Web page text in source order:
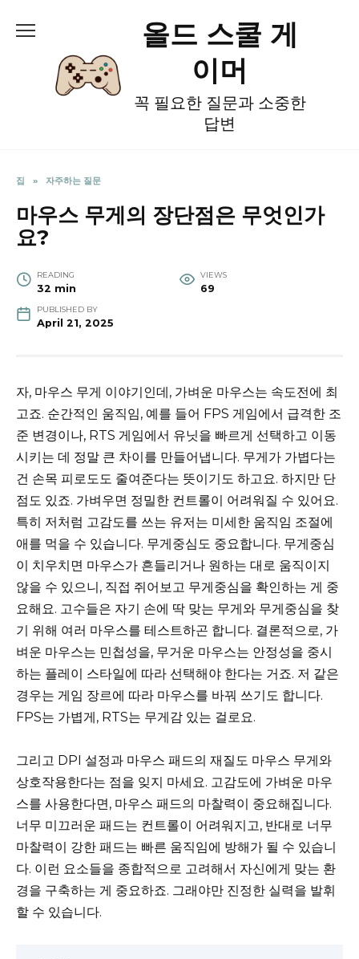
올드 스쿨 게
이머
꼭 필요한 질문과 소중한
답변
집 » 자주하는 질문
마우스 무게의 장단점은 무엇인가
요?
READING
32 min
VIEWS
69
PUBLISHED BY
April 21, 2025
자, 마우스 무게 이야기인데, 가벼운 마우스는 속도전에 최
고죠. 순간적인 움직임, 예를 들어 FPS 게임에서 급격한 조
준 변경이나, RTS 게임에서 유닛을 빠르게 선택하고 이동
시키는 데 정말 큰 차이를 만들어냅니다. 무게가 가볍다는
건 손목 피로도도 줄여준다는 뜻이기도 하고요. 하지만 단
점도 있죠. 가벼우면 정밀한 컨트롤이 어려워질 수 있어요.
특히 저처럼 고감도를 쓰는 유저는 미세한 움직임 조절에
애를 먹을 수 있습니다. 무게중심도 중요합니다. 무게중심
이 치우치면 마우스가 흔들리거나 원하는 대로 움직이지
않을 수 있으니, 직접 쥐어보고 무게중심을 확인하는 게 중
요해요. 고수들은 자기 손에 딱 맞는 무게와 무게중심을 찾
기 위해 여러 마우스를 테스트하곤 합니다. 결론적으로, 가
벼운 마우스는 민첩성을, 무거운 마우스는 안정성을 중시
하는 플레이 스타일에 따라 선택해야 한다는 거죠. 저 같은
경우는 게임 장르에 따라 마우스를 바꿔 쓰기도 합니다.
FPS는 가볍게, RTS는 무게감 있는 걸로요.
그리고 DPI 설정과 마우스 패드의 재질도 마우스 무게와
상호작용한다는 점을 잊지 마세요. 고감도에 가벼운 마우
스를 사용한다면, 마우스 패드의 마찰력이 중요해집니다.
너무 미끄러운 패드는 컨트롤이 어려워지고, 반대로 너무
마찰력이 강한 패드는 빠른 움직임에 방해가 될 수 있습니
다. 이런 요소들을 종합적으로 고려해서 자신에게 맞는 환
경을 구축하는 게 중요하죠. 그래야만 진정한 실력을 발휘
할 수 있습니다.